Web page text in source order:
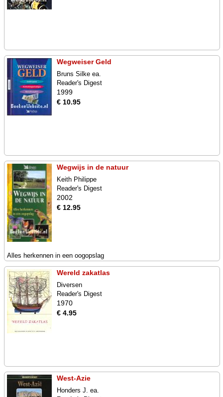
Wegweiser Geld
Bruns Silke ea.
Reader's Digest
1999
€ 10.95
Wegwijs in de natuur
Keith Philippe
Reader's Digest
2002
€ 12.95
Alles herkennen in een oogopslag
Wereld zakatlas
Diversen
Reader's Digest
1970
€ 4.95
West-Azie
Honders J. ea.